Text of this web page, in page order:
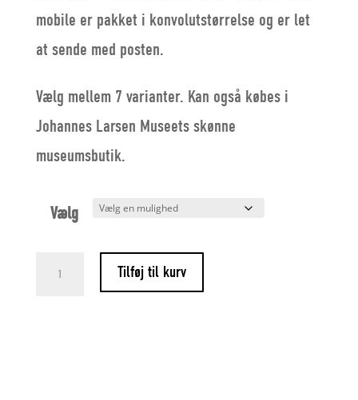
mobile er pakket i konvolutstørrelse og er let
at sende med posten.
Vælg mellem 7 varianter. Kan også købes i
Johannes Larsen Museets skønne
museumsbutik.
Vælg
Flensted-
Tilføj til kurv